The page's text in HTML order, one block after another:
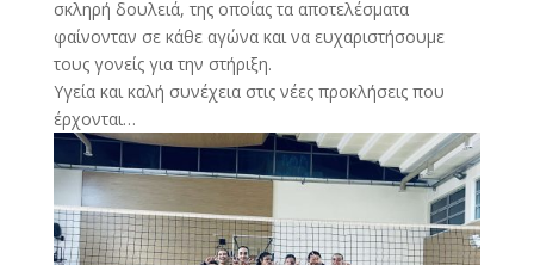
σκληρή δουλειά, της οποίας τα αποτελέσματα
φαίνονταν σε κάθε αγώνα και να ευχαριστήσουμε
τους γονείς για την στήριξη.
Υγεία και καλή συνέχεια στις νέες προκλήσεις που
έρχονται…